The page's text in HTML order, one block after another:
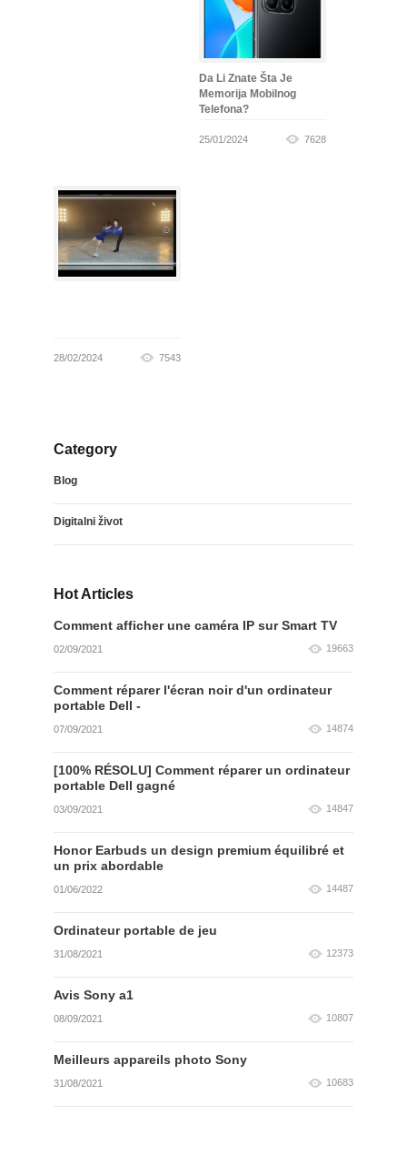
Da Li Znate Šta Je
Memorija Mobilnog
Telefona?
25/01/2024 7628
28/02/2024 7543
Category
Blog
Digitalni život
Hot Articles
Comment afficher une caméra IP sur Smart TV
02/09/2021 19663
Comment réparer l'écran noir d'un ordinateur
portable Dell -
07/09/2021 14874
[100% RÉSOLU] Comment réparer un ordinateur
portable Dell gagné
03/09/2021 14847
Honor Earbuds un design premium équilibré et
un prix abordable
01/06/2022 14487
Ordinateur portable de jeu
31/08/2021 12373
Avis Sony a1
08/09/2021 10807
Meilleurs appareils photo Sony
31/08/2021 10683